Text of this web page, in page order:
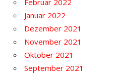
Januar 2022
Dezember 2021
November 2021
Oktober 2021
September 2021